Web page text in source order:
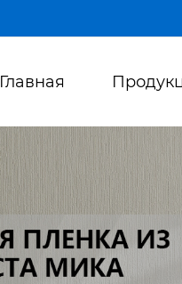
Главная